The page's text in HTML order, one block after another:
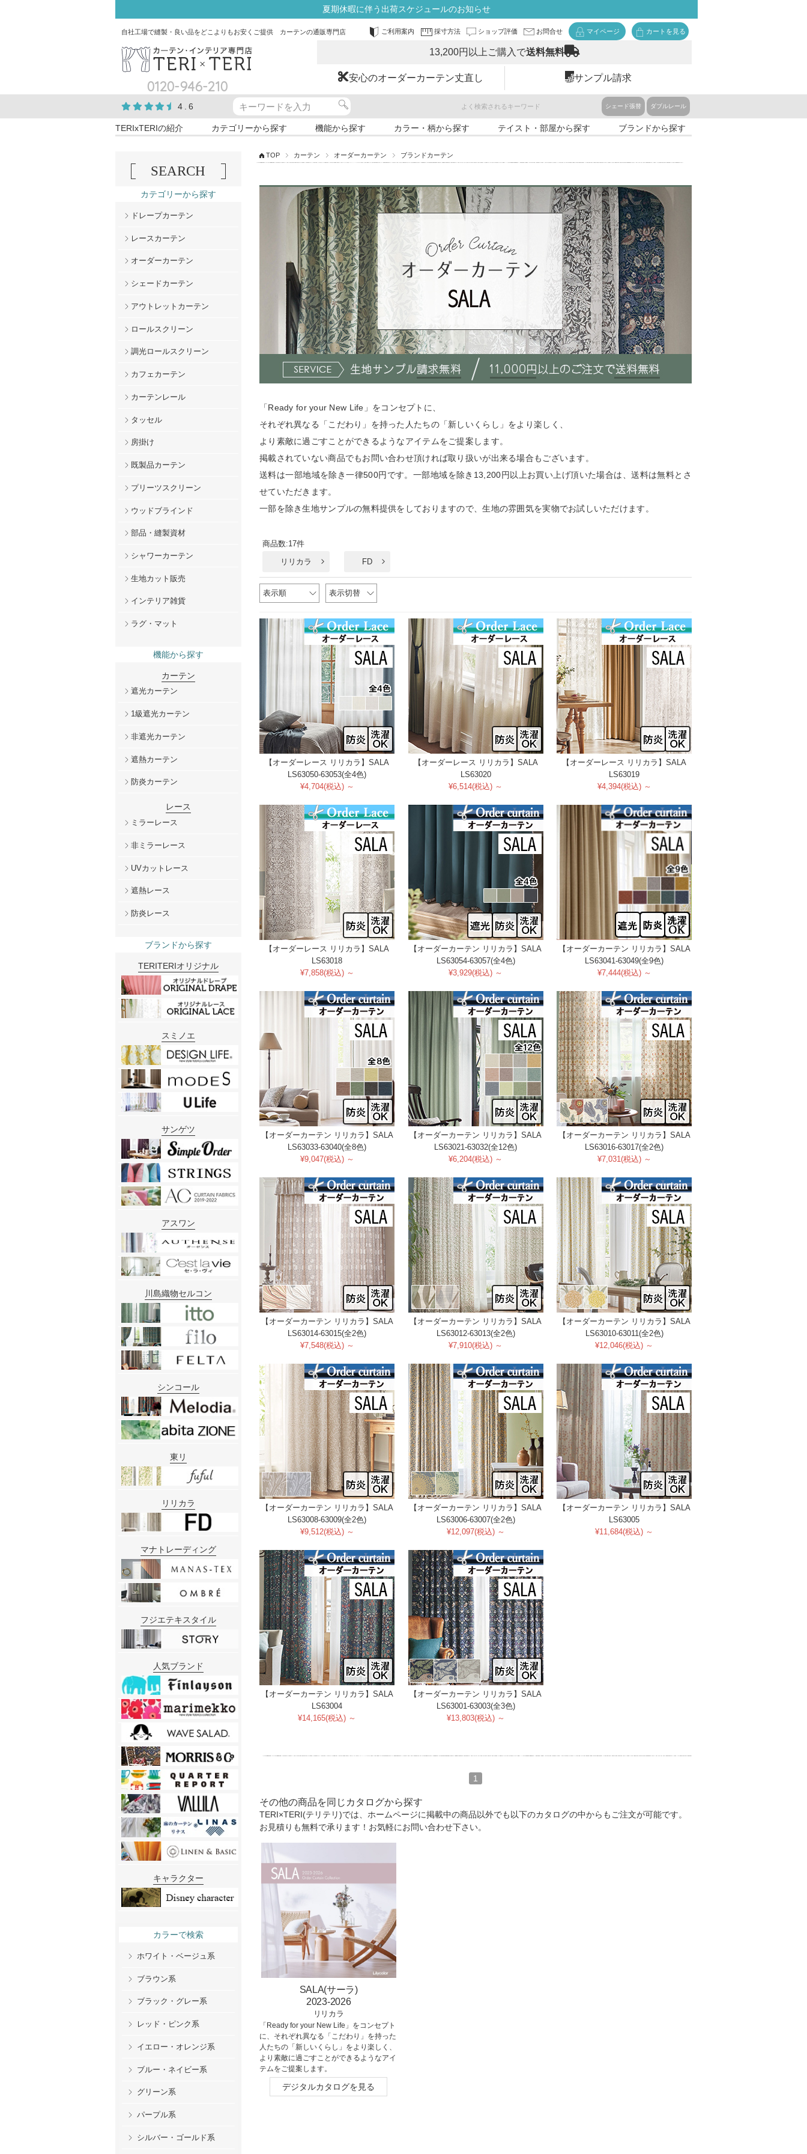
夏期休暇に伴う出荷スケジュールのお知らせ
自社工場で縫製・良い品をどこよりもお安くご提供 カーテンの通販専門店 ご利用案内 採寸方法 ショップ評価 お問合せ マイページ カートを見る
0120-946-210
13,200円以上ご購入で送料無料
安心のオーダーカーテン丈直し サンプル請求
4.6 よく検索されるキーワード シェード張替 ダブルレール
TERIxTERIの紹介 カテゴリーから探す 機能から探す カラー・柄から探す テイスト・部屋から探す ブランドから探す
TOP カーテン オーダーカーテン ブランドカーテン
「Ready for your New Life」をコンセプトに、
それぞれ異なる「こだわり」を持った人たちの「新しいくらし」をより楽しく、
より素敵に過ごすことができるようなアイテムをご提案します。
掲載されていない商品でもお問い合わせ頂ければ取り扱いが出来る場合もございます。
送料は一部地域を除き一律500円です。一部地域を除き13,200円以上お買い上げ頂いた場合は、送料は無料とさ
せていただきます。
一部を除き生地サンプルの無料提供をしておりますので、生地の雰囲気を実物でお試しいただけます。
商品数:17件
リリカラ
FD
表示順 表示切替
【オーダーレース リリカラ】SALA
LS63050-63053(全4色)
¥4,704(税込) ～
【オーダーレース リリカラ】SALA
LS63020
¥6,514(税込) ～
【オーダーレース リリカラ】SALA
LS63019
¥4,394(税込) ～
【オーダーレース リリカラ】SALA
LS63018
¥7,858(税込) ～
【オーダーカーテン リリカラ】SALA
LS63054-63057(全4色)
¥3,929(税込) ～
【オーダーカーテン リリカラ】SALA
LS63041-63049(全9色)
¥7,444(税込) ～
【オーダーカーテン リリカラ】SALA
LS63033-63040(全8色)
¥9,047(税込) ～
【オーダーカーテン リリカラ】SALA
LS63021-63032(全12色)
¥6,204(税込) ～
【オーダーカーテン リリカラ】SALA
LS63016-63017(全2色)
¥7,031(税込) ～
【オーダーカーテン リリカラ】SALA
LS63014-63015(全2色)
¥7,548(税込) ～
【オーダーカーテン リリカラ】SALA
LS63012-63013(全2色)
¥7,910(税込) ～
【オーダーカーテン リリカラ】SALA
LS63010-63011(全2色)
¥12,046(税込) ～
【オーダーカーテン リリカラ】SALA
LS63008-63009(全2色)
¥9,512(税込) ～
【オーダーカーテン リリカラ】SALA
LS63006-63007(全2色)
¥12,097(税込) ～
【オーダーカーテン リリカラ】SALA
LS63005
¥11,684(税込) ～
【オーダーカーテン リリカラ】SALA
LS63004
¥14,165(税込) ～
【オーダーカーテン リリカラ】SALA
LS63001-63003(全3色)
¥13,803(税込) ～
1
その他の商品を同じカタログから探す
TERI×TERI(テリテリ)では、ホームページに掲載中の商品以外でも以下のカタログの中からもご注文が可能です。
お見積りも無料で承ります！お気軽にお問い合わせ下さい。
SALA(サーラ)
2023-2026
リリカラ
「Ready for your New Life」をコンセプト
に、それぞれ異なる「こだわり」を持った
人たちの「新しいくらし」をより楽しく、
より素敵に過ごすことができるようなアイ
テムをご提案します。
デジタルカタログを見る
SEARCH
カテゴリーから探す
ドレープカーテン
レースカーテン
オーダーカーテン
シェードカーテン
アウトレットカーテン
ロールスクリーン
調光ロールスクリーン
カフェカーテン
カーテンレール
タッセル
房掛け
既製品カーテン
プリーツスクリーン
ウッドブラインド
部品・縫製資材
シャワーカーテン
生地カット販売
インテリア雑貨
ラグ・マット
機能から探す
カーテン
遮光カーテン
1級遮光カーテン
非遮光カーテン
遮熱カーテン
防炎カーテン
レース
ミラーレース
非ミラーレース
UVカットレース
遮熱レース
防炎レース
ブランドから探す
TERITERIオリジナル
スミノエ
サンゲツ
アスワン
川島織物セルコン
シンコール
東リ
リリカラ
マナトレーディング
フジエテキスタイル
人気ブランド
キャラクター
カラーで検索
ホワイト・ベージュ系
ブラウン系
ブラック・グレー系
レッド・ピンク系
イエロー・オレンジ系
ブルー・ネイビー系
グリーン系
パープル系
シルバー・ゴールド系